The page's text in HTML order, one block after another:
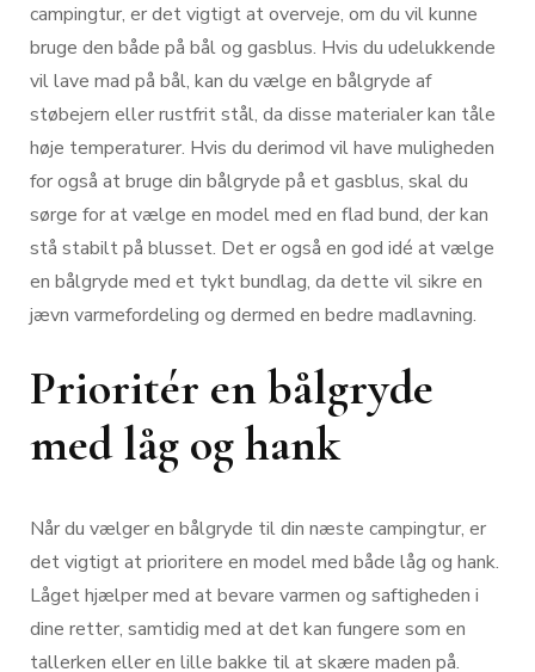
campingtur, er det vigtigt at overveje, om du vil kunne
bruge den både på bål og gasblus. Hvis du udelukkende
vil lave mad på bål, kan du vælge en bålgryde af
støbejern eller rustfrit stål, da disse materialer kan tåle
høje temperaturer. Hvis du derimod vil have muligheden
for også at bruge din bålgryde på et gasblus, skal du
sørge for at vælge en model med en flad bund, der kan
stå stabilt på blusset. Det er også en god idé at vælge
en bålgryde med et tykt bundlag, da dette vil sikre en
jævn varmefordeling og dermed en bedre madlavning.
Prioritér en bålgryde
med låg og hank
Når du vælger en bålgryde til din næste campingtur, er
det vigtigt at prioritere en model med både låg og hank.
Låget hjælper med at bevare varmen og saftigheden i
dine retter, samtidig med at det kan fungere som en
tallerken eller en lille bakke til at skære maden på.